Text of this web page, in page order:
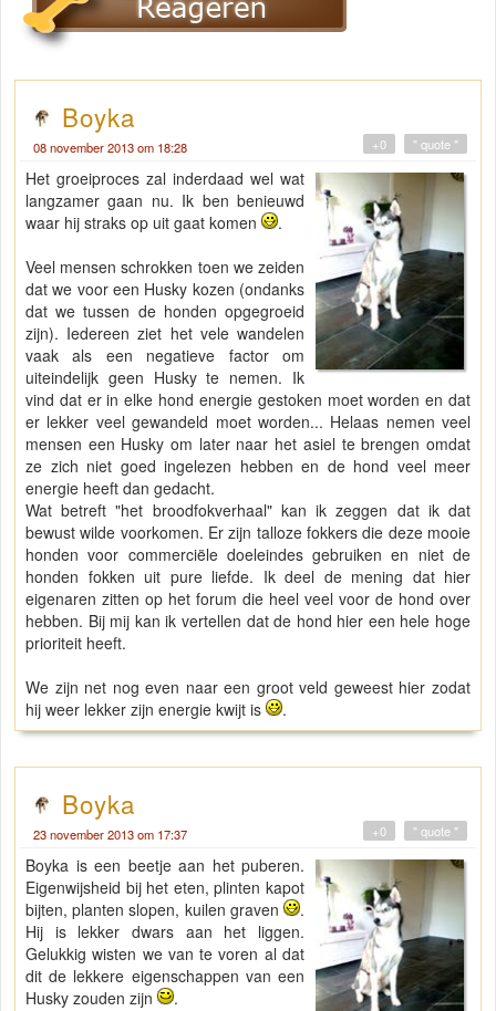
Boyka
08 november 2013 om 18:28 " quote "
+0
Het groeiproces zal inderdaad wel wat
langzamer gaan nu. Ik ben benieuwd
waar hij straks op uit gaat komen
.
Veel mensen schrokken toen we zeiden
dat we voor een Husky kozen (ondanks
dat we tussen de honden opgegroeid
zijn). Iedereen ziet het vele wandelen
vaak als een negatieve factor om
uiteindelijk geen Husky te nemen. Ik
vind dat er in elke hond energie gestoken moet worden en dat
er lekker veel gewandeld moet worden... Helaas nemen veel
mensen een Husky om later naar het asiel te brengen omdat
ze zich niet goed ingelezen hebben en de hond veel meer
energie heeft dan gedacht.
Wat betreft "het broodfokverhaal" kan ik zeggen dat ik dat
bewust wilde voorkomen. Er zijn talloze fokkers die deze mooie
honden voor commerciële doeleindes gebruiken en niet de
honden fokken uit pure liefde. Ik deel de mening dat hier
eigenaren zitten op het forum die heel veel voor de hond over
hebben. Bij mij kan ik vertellen dat de hond hier een hele hoge
prioriteit heeft.
We zijn net nog even naar een groot veld geweest hier zodat
hij weer lekker zijn energie kwijt is
.
Boyka
23 november 2013 om 17:37 " quote "
+0
Boyka is een beetje aan het puberen.
Eigenwijsheid bij het eten, plinten kapot
bijten, planten slopen, kuilen graven
.
Hij is lekker dwars aan het liggen.
Gelukkig wisten we van te voren al dat
dit de lekkere eigenschappen van een
Husky zouden zijn
.